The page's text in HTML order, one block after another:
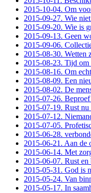
2015-10-04. Om
2015-09-27. Wie
2015-09-20. Wie is
2015-09-13. Geen
2015-09-06.
2015-08-30. Wetten
2015-08-23. Tijd om
2015-08-16. Om
2015-08-09. Een
2015-08-02. De
2015-07-26.
2015-07-19. Rust nu
2015-07-12.
2015-07-05.
2015-06-28.
2015-06-21. Aan de
2015-06-14. Met
2015-06-07. Rust
2015-05-31. God is
2015-05-24. Van
2015-05-17. In